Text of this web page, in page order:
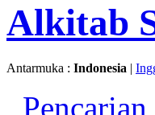
Alkitab
Antarmuka : Indonesia |